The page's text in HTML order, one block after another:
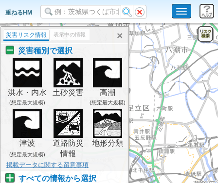
Toggle
navigation
重ねるHM
災害リスク情報 表示中の情報 ×
災害種別で選択
洪水・内水
(想定最大規模)
土砂災害 高潮
(想定最大規模)
津波
(想定最大規模)
道路防災
情報
地形分類
掲載データに関する留意事項
すべての情報から選択